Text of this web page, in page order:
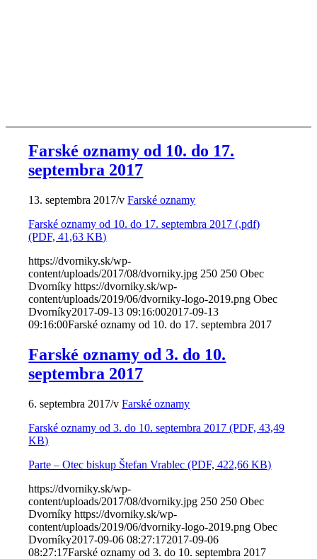
Farské oznamy od 10. do 17.
septembra 2017
13. septembra 2017/vFarské oznamy
Farské oznamy od 10. do 17. septembra 2017 (.pdf)
(PDF, 41,63 KB)
https://dvorniky.sk/wp-
content/uploads/2017/08/dvorniky.jpg 250 250 Obec
Dvorníky https://dvorniky.sk/wp-
content/uploads/2019/06/dvorniky-logo-2019.png Obec
Dvorníky2017-09-13 09:16:002017-09-13
09:16:00Farské oznamy od 10. do 17. septembra 2017
Farské oznamy od 3. do 10.
septembra 2017
6. septembra 2017/vFarské oznamy
Farské oznamy od 3. do 10. septembra 2017 (PDF, 43,49
KB)
Parte – Otec biskup Štefan Vrablec (PDF, 422,66 KB)
https://dvorniky.sk/wp-
content/uploads/2017/08/dvorniky.jpg 250 250 Obec
Dvorníky https://dvorniky.sk/wp-
content/uploads/2019/06/dvorniky-logo-2019.png Obec
Dvorníky2017-09-06 08:27:172017-09-06
08:27:17Farské oznamy od 3. do 10. septembra 2017